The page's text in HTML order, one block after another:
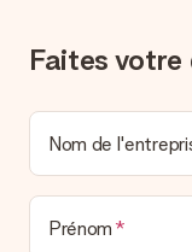
un véritable effet
Faites votre
Nom de
Prénom